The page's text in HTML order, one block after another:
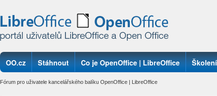
OO.cz Stáhnout Co je OpenOffice | LibreOffice Školení
Fórum pro uživatele kancelářského balíku OpenOffice | LibreOffice